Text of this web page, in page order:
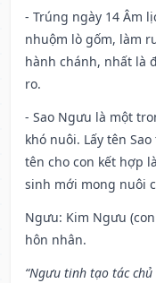
- Trúng ngày 14 Âm
nhuộm lò gốm, làm
hành chánh, nhất là
ro.
- Sao Ngưu là một
khó nuôi. Lấy tên
tên cho con kết hợp
sinh mới mong nuôi
Ngưu: Kim Ngưu
hôn nhân.
“Ngưu tinh tạo tác chủ